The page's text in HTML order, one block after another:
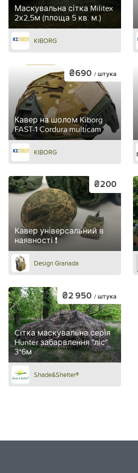
Маскувальна сітка Militex
2х2,5м (площа 5 кв. м.)
KIBORG
Кавер на шолом Kiborg
FAST-1 Cordura multicam
₴690 / штука
KIBORG
Кавер універсальний в
наявності ❗
₴200
Design Granada
Cітка маскувальна серія
Hunter забарвлення "ліс"
3*6м
₴2 950 / штука
Shade&Shelter®